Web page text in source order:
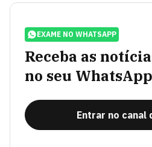
EXAME NO WHATSAPP
Receba as
no seu WhatsApp
Entrar no canal